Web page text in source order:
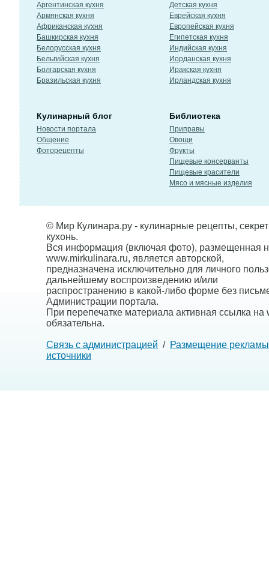
Аргентинская кухня
Армянская кухня
Африканская кухня
Башкирская кухня
Белорусская кухня
Бельгийская кухня
Болгарская кухня
Бразильская кухня
Детская кухня
Еврейская кухня
Европейская кухня
Египетская кухня
Индийская кухня
Иорданская кухня
Иракская кухня
Ирландская кухня
Кулинарный блог
Новости портала
Общение
Фоторецепты
Библиотека
Приправы
Овощи
Фрукты
Пищевые консерванты
Пищевые красители
Мясо и мясные изделия
© Мир Кулинара.ру - кулинарные рецепты,
кухонь.
Вся информация (включая фото), размещенная
www.mirkulinara.ru, является авторской,
предназначена исключительно для личного
дальнейшему воспроизведению и/или
распространению в какой-либо форме без
Администрации портала.
При перепечатке материала активная ссылка на
обязательна.
Связь с администрацией / Размещение рекламы
источники